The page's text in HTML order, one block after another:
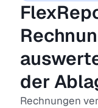
der
Rechnungen